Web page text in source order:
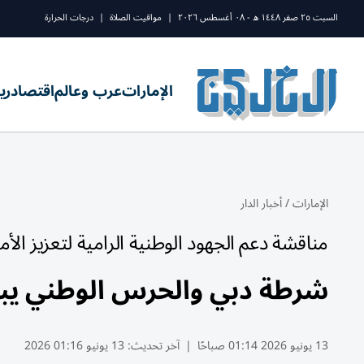
السبت ٢٥ صفر ١٤٤٨ ه - ٠٨ أغسطس ٢٠٢٦ | مواقيت الصلاة | درجات الحرارة
الإماراتعرب وعالماقتصاد
الإمارات/أخبار الدار
مناقشة دعم الجهود الوطنية الرامية لتعزيز
شرطة دبي والحرس الوطني
13 يونيو 2026 01:14 صباحًا | آخر تحديث: 13 يونيو 01:16 2026